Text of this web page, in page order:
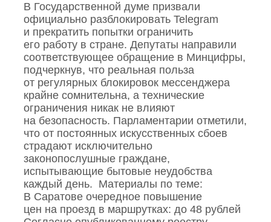
В Государственной думе призвали
официально разблокировать Telegram
и прекратить попытки ограничить
его работу в стране. Депутаты направили
соответствующее обращение в Минцифры,
подчеркнув, что реальная польза
от регулярных блокировок мессенджера
крайне сомнительна, а технические
ограничения никак не влияют
на безопасность. Парламентарии отметили,
что от постоянных искусственных сбоев
страдают исключительно
законопослушные граждане,
испытывающие бытовые неудобства
каждый день. Материалы по теме:
В Саратове очередное повышение
цен на проезд в маршрутках: до 48 рублей